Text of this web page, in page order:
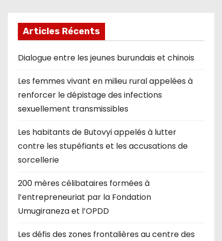
Articles Récents
Dialogue entre les jeunes burundais et chinois
Les femmes vivant en milieu rural appelées à
renforcer le dépistage des infections
sexuellement transmissibles
Les habitants de Butovyi appelés à lutter
contre les stupéfiants et les accusations de
sorcellerie
200 mères célibataires formées à
l’entrepreneuriat par la Fondation
Umugiraneza et l’OPDD
Les défis des zones frontalières au centre des